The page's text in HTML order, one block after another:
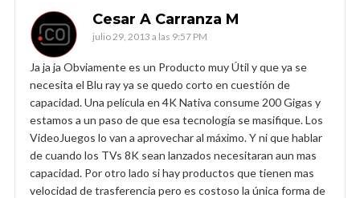
Cesar A Carranza M
julio 29, 2013 a las 9:57 PM
Ja ja ja Obviamente es un Producto muy Útil y que ya se
necesita el Blu ray ya se quedo corto en cuestión de
capacidad. Una película en 4K Nativa consume 200 Gigas y
estamos a un paso de que esa tecnología se masifique. Los
VideoJuegos lo van a aprovechar al máximo. Y ni que hablar
de cuando los TVs 8K sean lanzados necesitaran aun mas
capacidad. Por otro lado si hay productos que tienen mas
velocidad de trasferencia pero es costoso la única forma de